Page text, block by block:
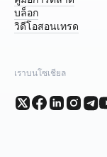
บล็อก
วิดีโอสอนเทรด
เราบนโซเชียล